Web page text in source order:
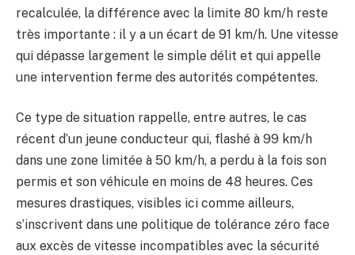
recalculée, la différence avec la limite 80 km/h reste
très importante : il y a un écart de 91 km/h. Une vitesse
qui dépasse largement le simple délit et qui appelle
une intervention ferme des autorités compétentes.
Ce type de situation rappelle, entre autres, le cas
récent d’un jeune conducteur qui, flashé à 99 km/h
dans une zone limitée à 50 km/h, a perdu à la fois son
permis et son véhicule en moins de 48 heures. Ces
mesures drastiques, visibles ici comme ailleurs,
s’inscrivent dans une politique de tolérance zéro face
aux excès de vitesse incompatibles avec la sécurité